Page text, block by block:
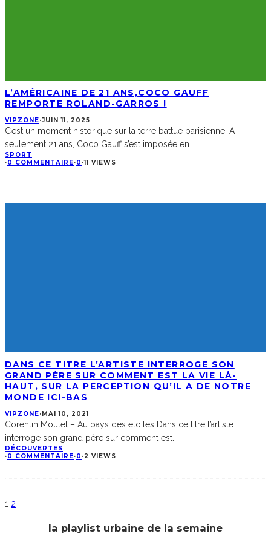
L’AMÉRICAINE DE 21 ANS,COCO GAUFF
REMPORTE ROLAND-GARROS !
VIPZONE·JUIN 11, 2025
C’est un moment historique sur la terre battue parisienne. A
seulement 21 ans, Coco Gauff s’est imposée en
SPORT
·0 COMMENTAIRE·0 ·11 VIEWS
DANS CE TITRE L’ARTISTE INTERROGE SON
GRAND PÈRE SUR COMMENT EST LA VIE LÀ-
HAUT, SUR LA PERCEPTION QU’IL A DE NOTRE
MONDE ICI-BAS
VIPZONE· MAI 10, 2021
Corentin Moutet – Au pays des étoiles Dans ce titre l’artiste
interroge son grand père sur comment est
DÉCOUVERTES
·0 COMMENTAIRE·0 ·2 VIEWS
1 2
la playlist urbaine de la semaine